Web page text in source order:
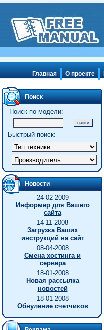
Главная О проекте
Поиск
Поиск по модели:
Быстрый поиск:
Новости
24-02-2009
Информер для Вашего
сайта
14-11-2008
Загрузка Ваших
инструкций на сайт
08-04-2008
Смена хостинга и
сервера
18-01-2008
Новая рассылка
новостей
18-01-2008
Обнуление счетчиков